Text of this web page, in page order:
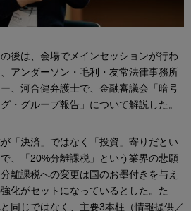
後は、会場でメインセッションが行わ
アンダーソン・毛利・友常法律事務所
、河合健弁護士で、金融審議会「暗号
・グループ報告」について解説した。
「決済」ではなく「投資」寄りだとい
、「20%分離課税」という業界の悲願
離課税への変更は国のお墨付きを与え
化がセットになっているとした。た
同じではなく、主要3本柱（情報提供／